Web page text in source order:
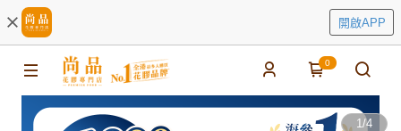
開啟APP
0
1/4